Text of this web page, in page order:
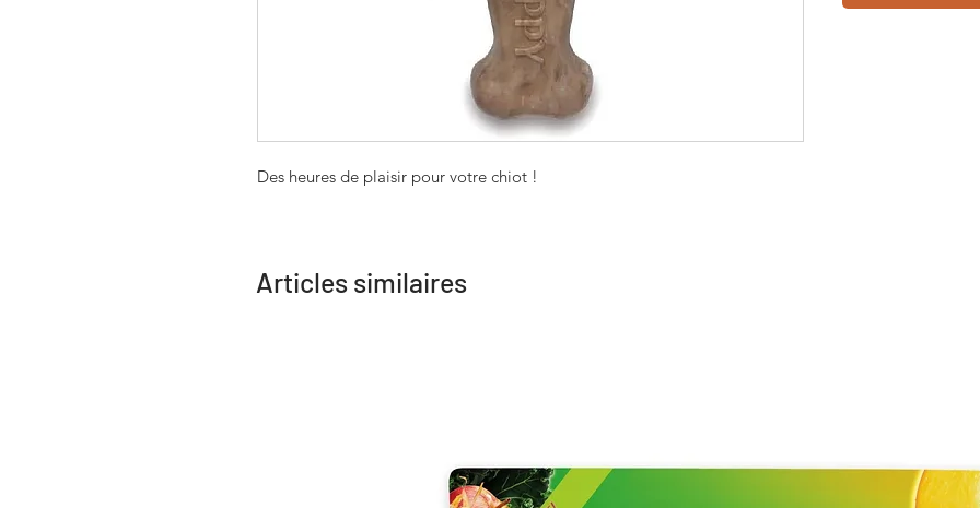
Des heures de plaisir pour votre chiot !
Articles similaires